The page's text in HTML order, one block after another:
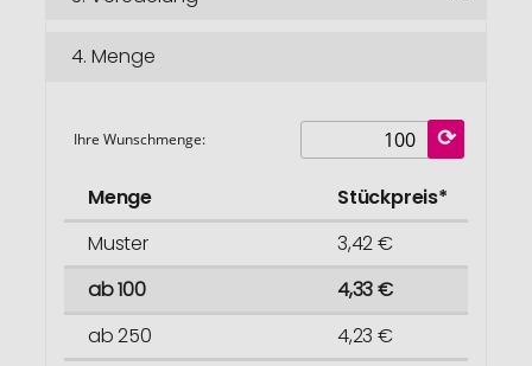
4. Menge
Ihre Wunschmenge:
Menge
Stückpreis*
Muster
3,42 €
ab 100
4,33 €
ab 250
4,23 €